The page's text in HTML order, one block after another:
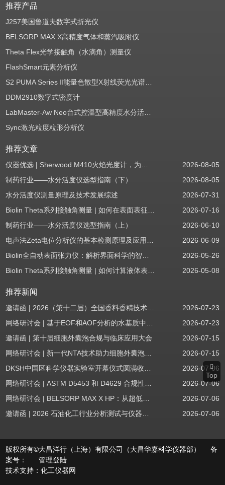
推荐产品
J257美国鲁道夫数字式折光仪
BELSORP MAX X高精度气体和蒸汽吸附仪
Theta Flex光学接触角（水滴角）测量仪
FlashSmart元素分析仪
S2 PUMA Series Ⅱ能量色散型X射线荧光光谱仪（EDXRF）
DDM2910数字式密度计
LabMaster-Aw Neo台式控温型高精度水分活度测定仪
Sync激光粒度粒形分析仪
推荐文章
仪器优选 | Sherwood M410火焰光度计，为用户检测提供值得信赖的基准方案
2026-08-05
制药行业——水分活度仪选型指南（下）
2026-08-05
水分活度仪测量原理及技术发展综述
2026-07-31
Biolin Theta系列接触角测量 | 如何在表面表征应用中使用接触角：后退角
2026-07-16
制药行业——水分活度仪选型指南（上）
2026-06-10
电声法Zeta电位分析仪的基本检测原理及应用场景
2026-06-09
Biolin全自动表面张力仪：解析界面科学的智能之眼
2026-05-26
Biolin Theta系列接触角测量 | 如何计算液体表面张力分量
2026-05-08
推荐新闻
邀请函 | 2026（第十二届）全国香料香精技术交流年会
2026-07-23
网络研讨会 | 基于EOF和AOF分析的水基质中PFAS筛查
2026-07-23
邀请函 | 第十届细胞外囊泡合规与临床应用大会
2026-07-15
网络研讨会 | 新一代NTA技术助力细胞外囊泡质量评估与工艺开发
2026-07-15
DKSH中国区科学仪器实验室开幕仪式圆满收官！
2026-07-06
网络研讨会 | ASTM D5453 和 D4629 合规性：无需妥协
2026-07-06
网络研讨会 | BELSORP MAX X HP：从超低压物理吸附到高压吸附
2026-07-06
邀请函 | 2026 石油化工行业分析测试与仪器技术交流会（辽宁站）
2026-07-06
版权所有©大昌洋行（上海）有限公司（大昌华嘉科学仪器部） 备
案号：
管理登陆
技术支持：化工仪器网
Top